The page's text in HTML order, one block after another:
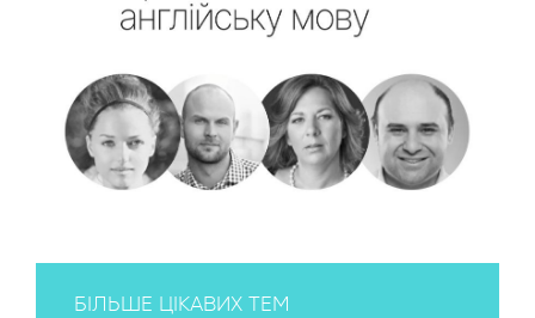
БІЛЬШЕ ЦІКАВИХ ТЕМ